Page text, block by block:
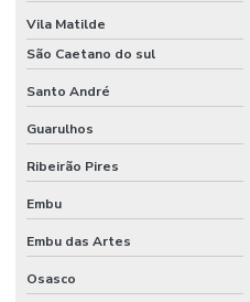
Vila Matilde
São Caetano do sul
Santo André
Guarulhos
Ribeirão Pires
Embu
Embu das Artes
Osasco